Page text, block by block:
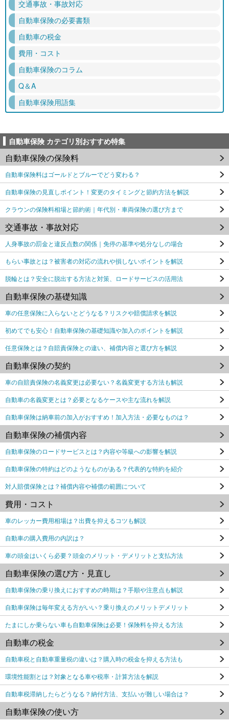
交通事故・事故対応
自動車保険の必要書類
自動車の税金
費用・コスト
自動車保険のコラム
Q＆A
自動車保険用語集
自動車保険 カテゴリ別おすすめ特集
自動車保険の保険料
自動車保険料はゴールドとブルーでどう変わる？
自動車保険の見直しポイント！変更のタイミングと節約方法を解説
クラウンの保険料相場と節約術｜年代別・車両保険の選び方まで
交通事故・事故対応
人身事故の罰金と違反点数の関係｜免停の基準や処分なしの場合
もらい事故とは？被害者の対応の流れや損しないポイントを解説
脱輪とは？安全に脱出する方法と対策、ロードサービスの活用法
自動車保険の基礎知識
車の任意保険に入らないとどうなる？リスクや賠償請求を解説
初めてでも安心！自動車保険の基礎知識や加入のポイントを解説
任意保険とは？自賠責保険との違い、補償内容と選び方を解説
自動車保険の契約
車の自賠責保険の名義変更は必要ない？名義変更する方法も解説
自動車の名義変更とは？必要となるケースや主な流れを解説
自動車保険は納車前の加入がおすすめ！加入方法・必要なものは？
自動車保険の補償内容
自動車保険のロードサービスとは？内容や等級への影響を解説
自動車保険の特約はどのようなものがある？代表的な特約を紹介
対人賠償保険とは？補償内容や補償の範囲について
費用・コスト
車のレッカー費用相場は？出費を抑えるコツも解説
自動車の購入費用の内訳は？
車の頭金はいくら必要？頭金のメリット・デメリットと支払方法
自動車保険の選び方・見直し
自動車保険の乗り換えにおすすめの時期は？手順や注意点も解説
自動車保険は毎年変える方がいい？乗り換えのメリットデメリット
たまにしか乗らない車も自動車保険は必要！保険料を抑える方法
自動車の税金
自動車税と自動車重量税の違いは？購入時の税金を抑える方法も
環境性能割とは？対象となる車や税率・計算方法を解説
自動車税滞納したらどうなる？納付方法、支払いが難しい場合は？
自動車保険の使い方